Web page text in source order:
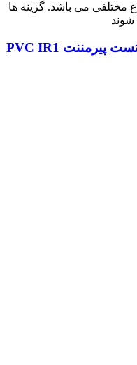
مختلفی می باشد. گزینه ها